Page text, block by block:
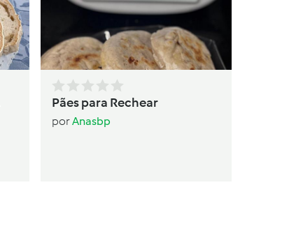
Pães para Rechear
porAnasbp